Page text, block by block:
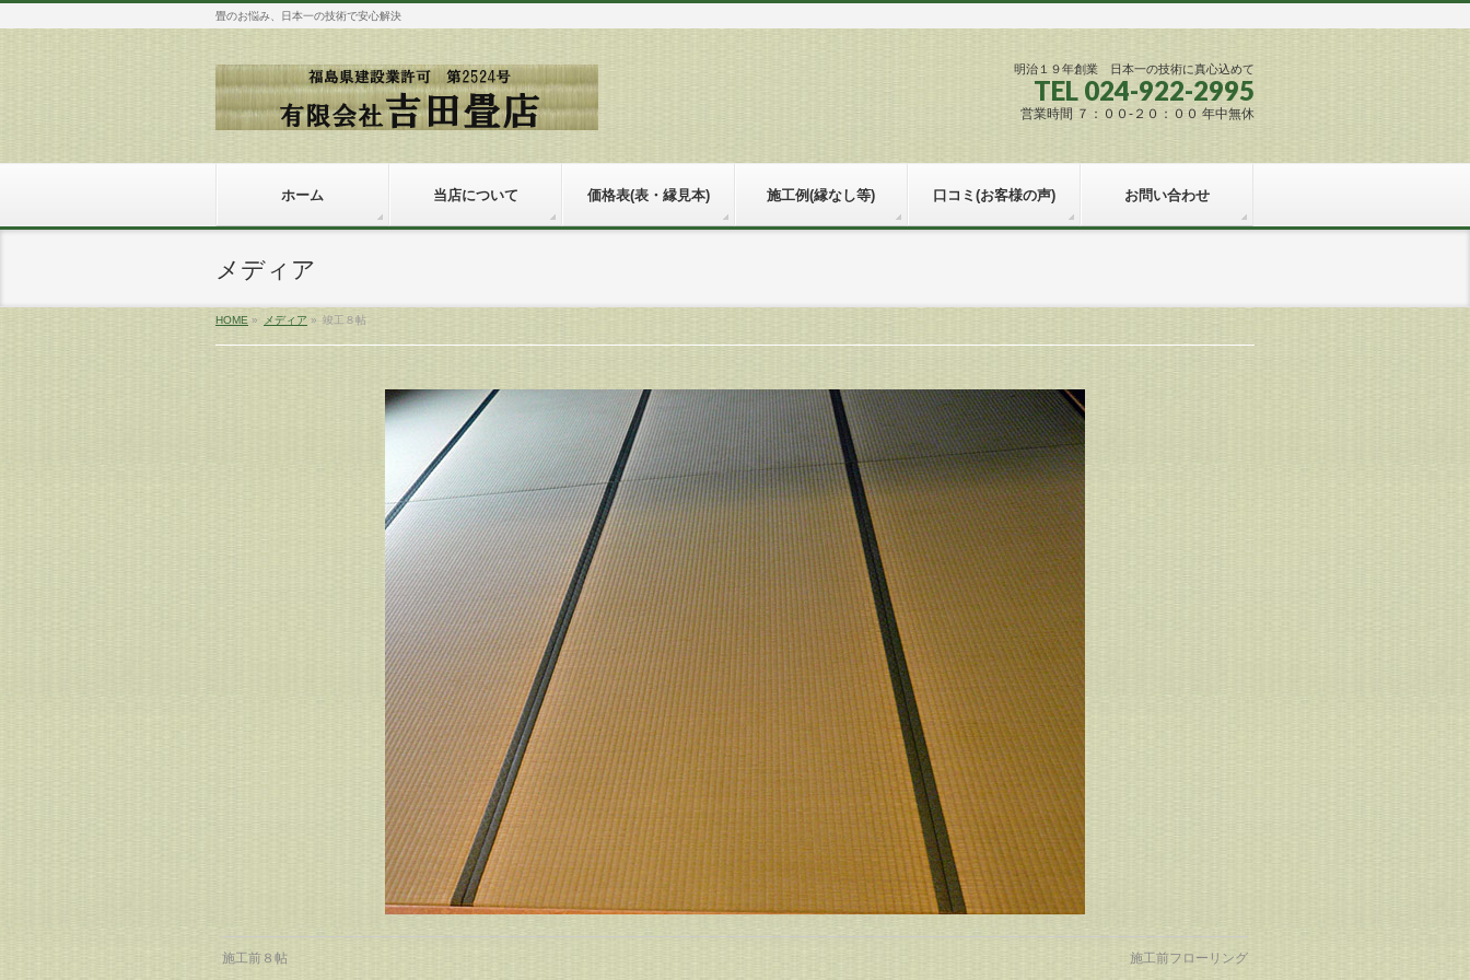
畳のお悩み、日本一の技術で安心解決
明治１９年創業 日本一の技術に真心込めて
TEL 024-922-2995
営業時間 ７：００-２０：００ 年中無休
ホーム 当店について 価格表(表・縁見本) 施工例(縁なし等) 口コミ(お客様の声) お問い合わせ
メディア
HOME » メディア » 竣工８帖
施工前８帖 施工前フローリング